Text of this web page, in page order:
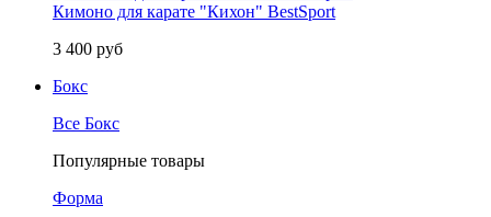
Кимоно для карате "Кихон" BestSport
3 400 руб
Бокс
Все Бокс
Популярные товары
Форма